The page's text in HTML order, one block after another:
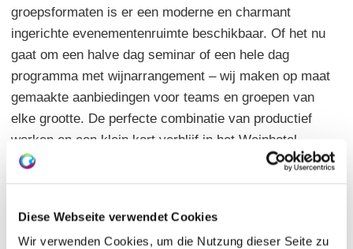
Diese Webseite verwendet Cookies
Wir verwenden Cookies, um die Nutzung dieser Seite zu
groepsformaten is er een moderne en charmant
ingerichte evenementenruimte beschikbaar. Of het nu
gaat om een halve dag seminar of een hele dag
programma met wijnarrangement – wij maken op maat
gemaakte aanbiedingen voor teams en groepen van
elke grootte. De perfecte combinatie van productief
werken en een klein kort verblijf in het Weinhotel.
Het "Wasem Weinhotel" ligt op een rustige locatie, op
van Ober-Ingelheim aan de Rijn.